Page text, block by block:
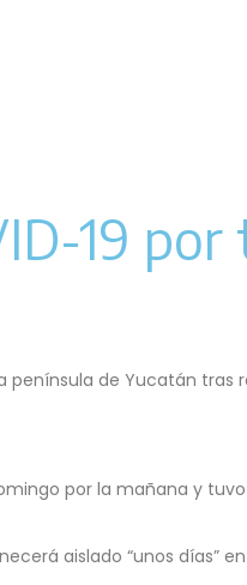
19 por
península de Yucatán tras
por la mañana y
aislado “unos días”